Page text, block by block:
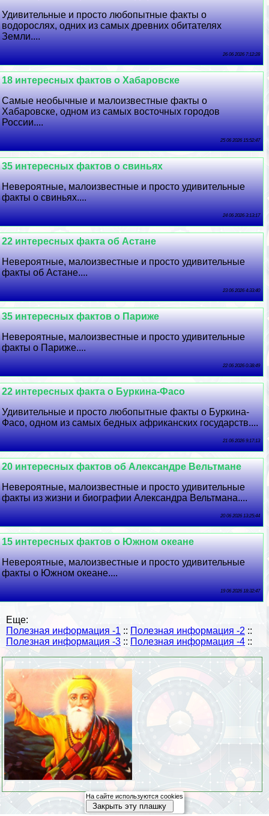
Удивительные и просто любопытные факты о
водорослях, одних из самых древних обитателях
Земли....
26 06 2026 7:12:28
18 интересных фактов о Хабаровске
Самые необычные и малоизвестные факты о
Хабаровске, одном из самых восточных городов
России....
25 06 2026 15:52:47
35 интересных фактов о свиньях
Невероятные, малоизвестные и просто удивительные
факты о свиньях....
24 06 2026 3:13:17
22 интересных факта об Астане
Невероятные, малоизвестные и просто удивительные
факты об Астане....
23 06 2026 4:33:40
35 интересных фактов о Париже
Невероятные, малоизвестные и просто удивительные
факты о Париже....
22 06 2026 0:38:49
22 интересных факта о Буркина-Фасо
Удивительные и просто любопытные факты о Буркина-
Фасо, одном из самых бедных африканских государств....
21 06 2026 9:17:13
20 интересных фактов об Александре Вельтмане
Невероятные, малоизвестные и просто удивительные
факты из жизни и биографии Александра Вельтмана....
20 06 2026 13:25:44
15 интересных фактов о Южном океане
Невероятные, малоизвестные и просто удивительные
факты о Южном океане....
19 06 2026 18:32:47
Еще:
Полезная информация -1 :: Полезная информация -2 ::
Полезная информация -3 :: Полезная информация -4 ::
На сайте используются cookies
Закрыть эту плашку